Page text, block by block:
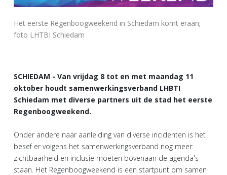
Het eerste Regenboogweekend in Schiedam komt eraan;
foto LHTBI Schiedam
SCHIEDAM - Van vrijdag 8 tot en met maandag 11
oktober houdt samenwerkingsverband LHBTI
Schiedam met diverse partners uit de stad het eerste
Regenboogweekend.
Onder andere naar aanleiding van diverse incidenten is het
besef er volgens het samenwerkingsverband nog meer:
zichtbaarheid en inclusie moeten bovenaan de agenda's
staan. Het Regenboogweekend is een startpunt om samen